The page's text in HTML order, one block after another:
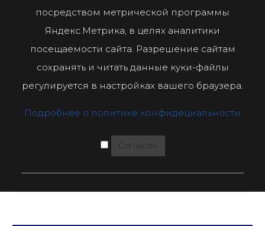
посредством метрической программы
Яндекс.Метрика, в целях аналитики
посещаемости сайта. Разрешение сайтам
сохранять и читать данные куки-файлы
регулируется в настройках вашего браузера.
Подробнее о политике конфидециальности
Согласен